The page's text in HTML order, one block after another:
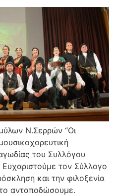
Ν.Σερρών “Οι
του Συλλόγου
τον Σύλλογο
και την φιλοξενία
ανταποδώσουμε.